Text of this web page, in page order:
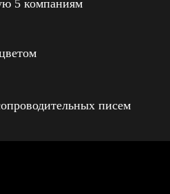
5 компаниям
писем